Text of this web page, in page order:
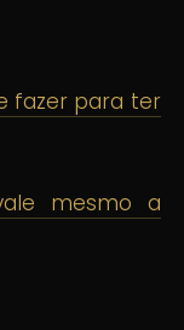
fazer para ter
mesmo a